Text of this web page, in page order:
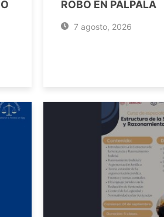
ROBO EN PALPALÁ
7 agosto, 2026